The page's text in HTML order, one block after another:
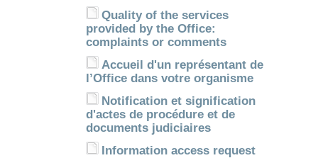
Quality of the services
provided by the Office:
complaints or comments
Accueil d'un représentant de
l’Office dans votre organisme
Notification et signification
d'actes de procédure et de
documents judiciaires
Information access request